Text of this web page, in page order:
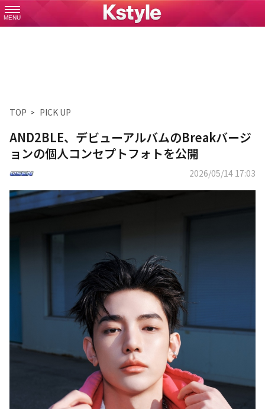
MENU
TOP PICK UP
AND2BLE、デビューアルバムのBreakバージ
ョンの個人コンセプトフォトを公開
2026/05/14 17:03